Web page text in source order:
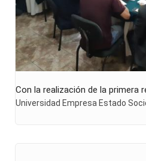
Con la realización de la primera
Universidad Empresa Estado